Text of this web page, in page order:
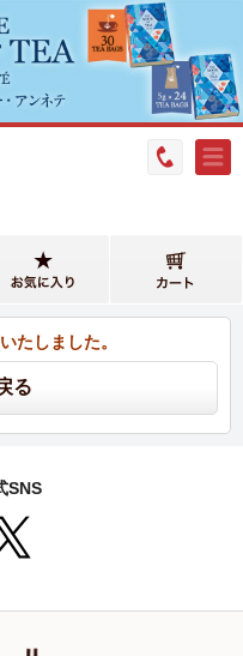
たしました。
SNS